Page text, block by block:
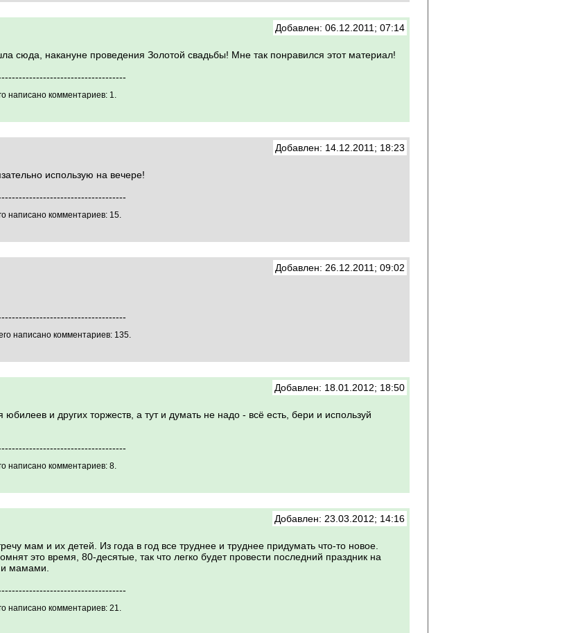
Добавлен: 06.12.2011; 07:14
сюда, накануне проведения Золотой свадьбы! Мне так понравился этот материал!
написано комментариев: 1.
Добавлен: 14.12.2011; 18:23
использую на вечере!
написано комментариев: 15.
Добавлен: 26.12.2011; 09:02
написано комментариев: 135.
Добавлен: 18.01.2012; 18:50
и других торжеств, а тут и думать не надо - всё есть, бери и используй
написано комментариев: 8.
Добавлен: 23.03.2012; 14:16
мам и их детей. Из года в год все труднее и труднее придумать что-то новое.
это время, 80-десятые, так что легко будет провести последний праздник на
мамами.
написано комментариев: 21.